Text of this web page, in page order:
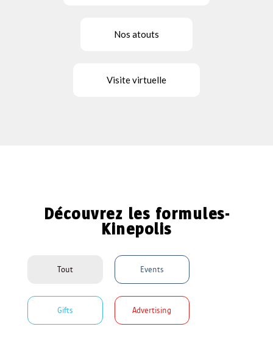
Nos atouts
Visite virtuelle
Découvrez les formules-
Kinepolis
Tout Events
Gifts Advertising